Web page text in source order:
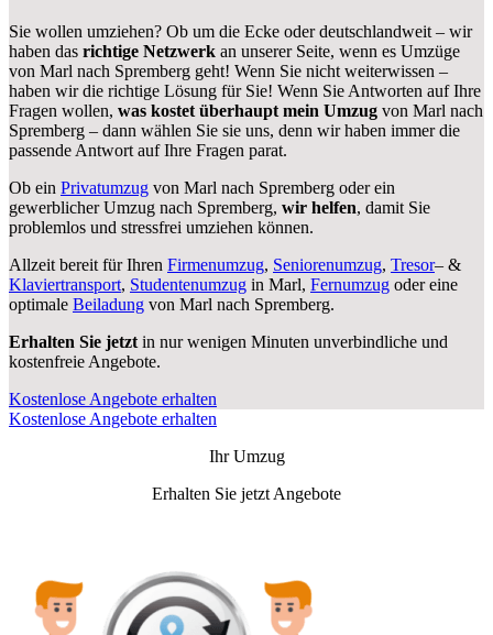
Sie wollen umziehen? Ob um die Ecke oder deutschlandweit – wir
haben das richtige Netzwerk an unserer Seite, wenn es Umzüge
von Marl nach Spremberg geht! Wenn Sie nicht weiterwissen –
haben wir die richtige Lösung für Sie! Wenn Sie Antworten auf Ihre
Fragen wollen, was kostet überhaupt mein Umzug von Marl nach
Spremberg – dann wählen Sie sie uns, denn wir haben immer die
passende Antwort auf Ihre Fragen parat.
Ob ein Privatumzug von Marl nach Spremberg oder ein
gewerblicher Umzug nach Spremberg, wir helfen, damit Sie
problemlos und stressfrei umziehen können.
Allzeit bereit für Ihren Firmenumzug, Seniorenumzug, Tresor– &
Klaviertransport, Studentenumzug in Marl, Fernumzug oder eine
optimale Beiladung von Marl nach Spremberg.
Erhalten Sie jetzt in nur wenigen Minuten unverbindliche und
kostenfreie Angebote.
Kostenlose Angebote erhalten
Kostenlose Angebote erhalten
Ihr Umzug
Erhalten Sie jetzt Angebote